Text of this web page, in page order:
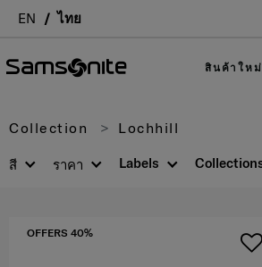
EN ไทย
ติดต่อเรา โทร. 02-761-9999
สินค้าใหม่
Collection Lochhill
สี ราคา Labels
OFFERS 40%